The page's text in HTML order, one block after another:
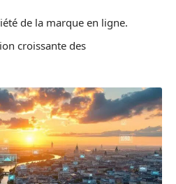
de la marque en ligne.
croissante des